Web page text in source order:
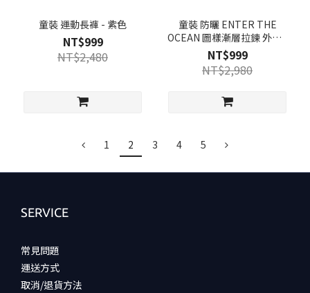
童裝 運動長褲 - 紫色
NT$999
NT$2,480
童裝 防曬 ENTER THE
OCEAN 圖樣漸層拉鍊 外套 -
薄荷綠色
NT$999
NT$2,980
1 2 3 4 5
SERVICE
常見問題
運送方式
取消/退貨方法